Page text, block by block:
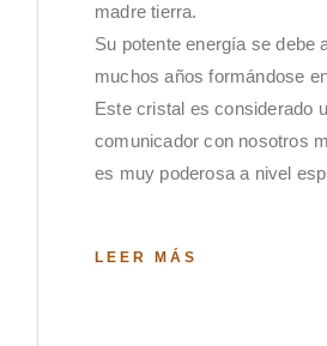
madre tierra.
Su potente energía se debe
muchos años formándose
Este cristal es considerado
comunicador con nosotros
es muy poderosa a nivel
LEER MÁS